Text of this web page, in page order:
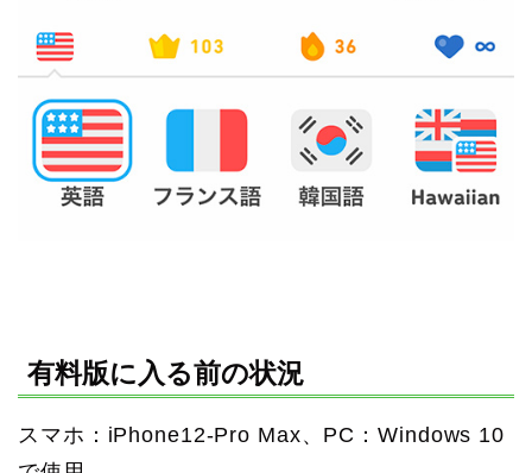
有料版に入る前の状況
スマホ：iPhone12-Pro Max、PC：Windows 10